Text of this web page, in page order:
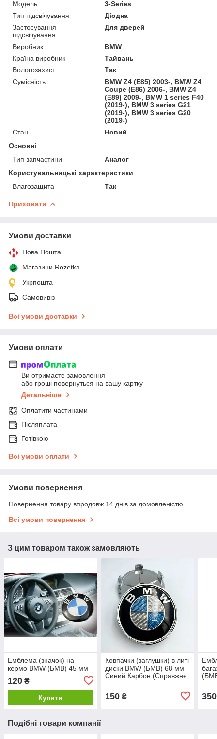
Модель
3-Series
Тип підсвічування
Діодна
Застосування
підсвічування
Для дверей
Виробник
BMW
Країна виробник
Тайвань
Вологозахист
Так
Сумісність
BMW Z4 (E85) 2003-, BMW Z4
Coupe (E86) 2006-, BMW Z4
(E89) 2009-, BMW 1 series F40
(2019-), BMW 3 series G21
(2019-), BMW 3 series G20
(2019-)
Стан
Новий
Основні
Тип запчастини
Аналог
Користувальницькі характеристики
Влагозащита
Так
Приховати
Умови доставки
Нова Пошта
Магазини Rozetka
Укрпошта
Самовивіз
Всі умови доставки
Умови оплати
Ви отримаєте замовлення
або гроші повернуться на вашу картку
Детальніше
Оплатити частинами
Післяплата
Готівкою
Всі умови оплати
Умови повернення
Повернення товару впродовж 14 днів за домовленістю
Всі умови повернення
З цим товаром також замовляють
Емблема (значок) на
кермо BMW (БМВ) 45 мм
120 ₴
Купити
Ковпачки (заглушки) в литі
диски BMW (БМВ) 68 мм
Синий Карбон (Справжнє
150₴ 350
Подібні товари компанії